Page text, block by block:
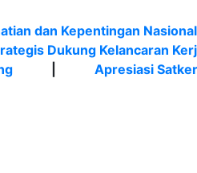
dan Kepentingan
Dukung Kelancaran
Apresiasi